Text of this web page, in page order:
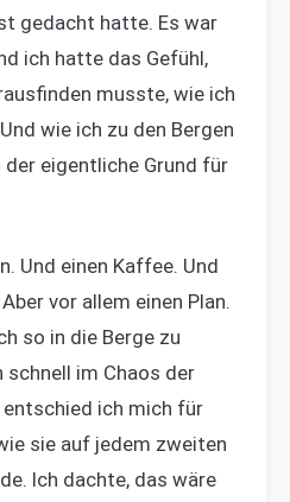
gedacht hatte. Es war
ich hatte das Gefühl,
musste, wie ich
wie ich zu den Bergen
eigentliche Grund für
Und einen Kaffee. Und
vor allem einen Plan.
so in die Berge zu
schnell im Chaos der
ich mich für
sie auf jedem zweiten
Ich dachte, das wäre